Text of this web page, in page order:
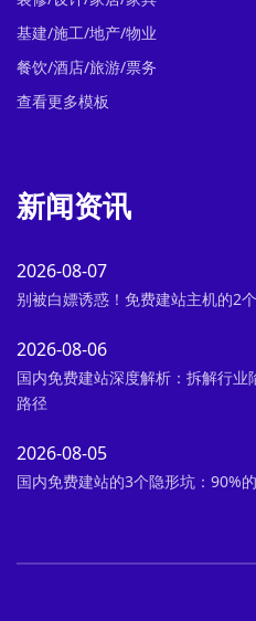
基建/施工/地产/物业
餐饮/酒店/旅游/票务
查看更多模板
新闻资讯
2026-08-07
别被白嫖诱惑！免费建站主机的2
2026-08-06
国内免费建站深度解析：拆解行
路径
2026-08-05
国内免费建站的3个隐形坑：90%